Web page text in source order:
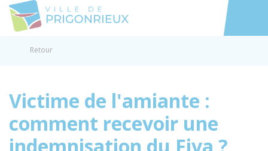
Accéder
Retour
Victime de l'amiante :
comment recevoir une